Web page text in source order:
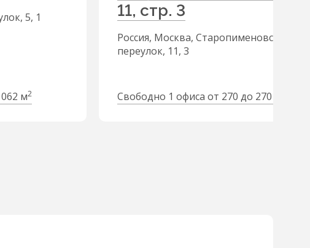
5, 1
м2
11, стр. 3
Россия, Москва, Старопименовский
переулок, 11, 3
Свободно 1 офиса от 270 до 270 м